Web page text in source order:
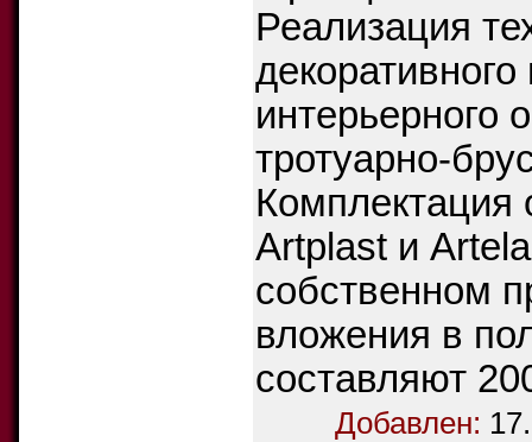
Реализация
интерьерного
тротуарно-
Artplast и
собственном
вложения в
составляют
Добавлен: